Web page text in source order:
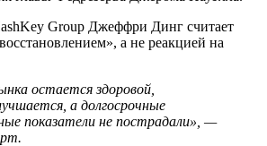
Group Джеффри Динг считает
а не реакцией на
остается здоровой,
а долгосрочные
показатели не пострадали», —